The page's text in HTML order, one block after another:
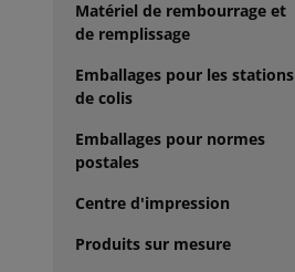
Matériel de rembourrage et
de remplissage
Emballages pour les stations
de colis
Emballages pour normes
postales
Centre d'impression
Produits sur mesure